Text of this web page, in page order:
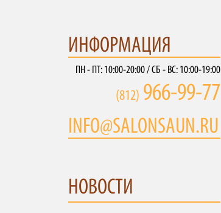
ИНФОРМАЦИЯ
ПН - ПТ: 10:00-20:00 / СБ - ВС: 10:00-19:00
(812) 966-99-77
INFO@SALONSAUN.RU
НОВОСТИ